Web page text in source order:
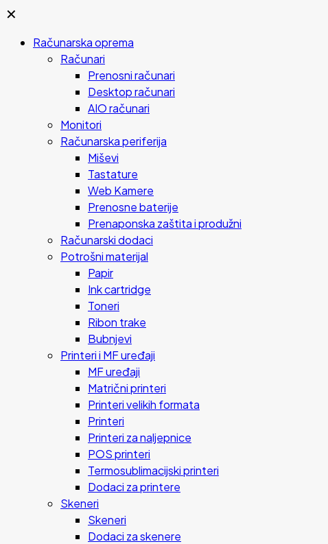
✕
Računarska oprema
Računari
Prenosni računari
Desktop računari
AIO računari
Monitori
Računarska periferija
Miševi
Tastature
Web Kamere
Prenosne baterije
Prenaponska zaštita i produžni
Računarski dodaci
Potrošni materijal
Papir
Ink cartridge
Toneri
Ribon trake
Bubnjevi
Printeri i MF uređaji
MF uređaji
Matrični printeri
Printeri velikih formata
Printeri
Printeri za naljepnice
POS printeri
Termosublimacijski printeri
Dodaci za printere
Skeneri
Skeneri
Dodaci za skenere